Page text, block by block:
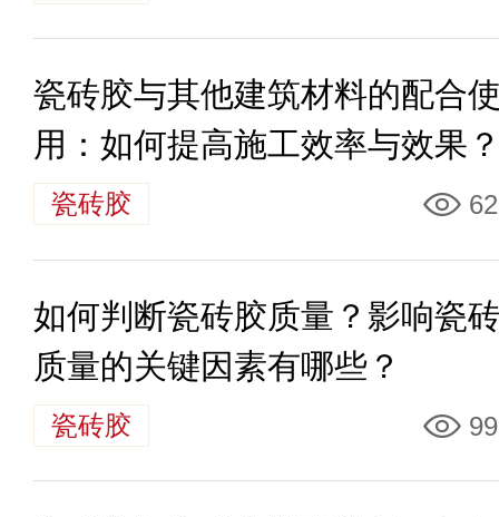
瓷砖胶与其他建筑材料的配合
用：如何提高施工效率与效果
瓷砖胶 62
如何判断瓷砖胶质量？影响瓷
质量的关键因素有哪些？
瓷砖胶 99